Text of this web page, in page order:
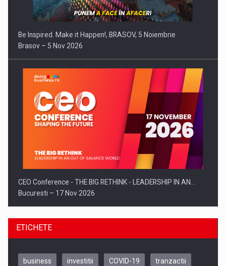
Be Inspired. Make it Happen!, BRASOV, 5 Noiembrie
Brasov – 5 Nov 2026
CEO Conference - THE BIG RETHINK - LEADERSHIP IN AN…
Bucuresti – 17 Nov 2026
ETICHETE
business investitii COVID-19 tranzactii